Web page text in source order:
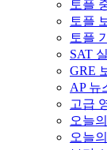
토플
토플
토플
SAT
GRE
AP 뉴
고급
오늘
오늘